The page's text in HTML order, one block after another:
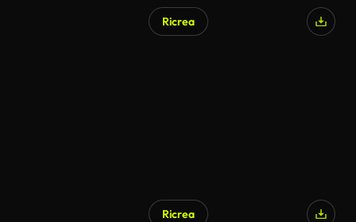
Ricrea
Ricrea